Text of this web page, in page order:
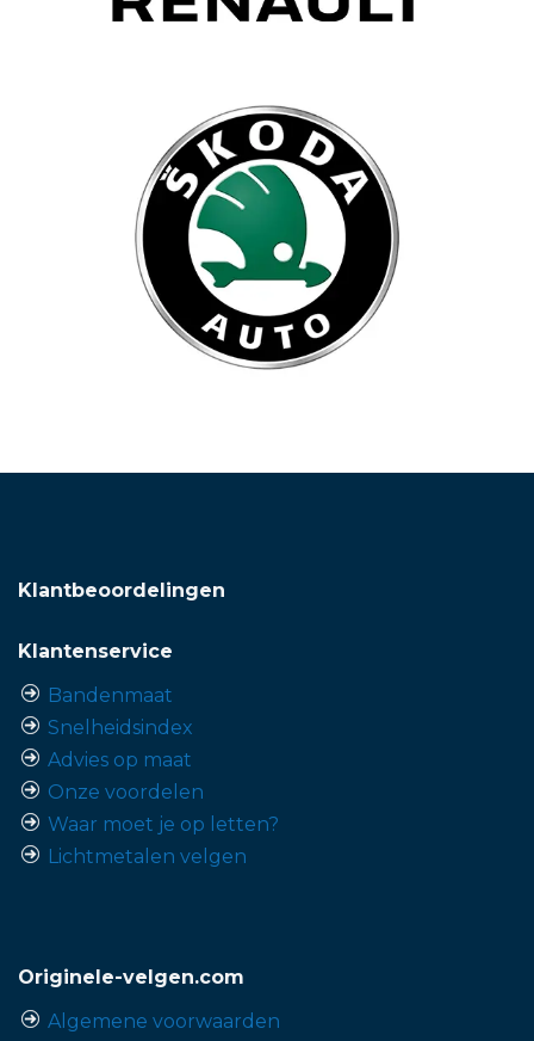
Klantbeoordelingen
Klantenservice
Bandenmaat
Snelheidsindex
Advies op maat
Onze voordelen
Waar moet je op letten?
Lichtmetalen velgen
Originele-velgen.com
Algemene voorwaarden